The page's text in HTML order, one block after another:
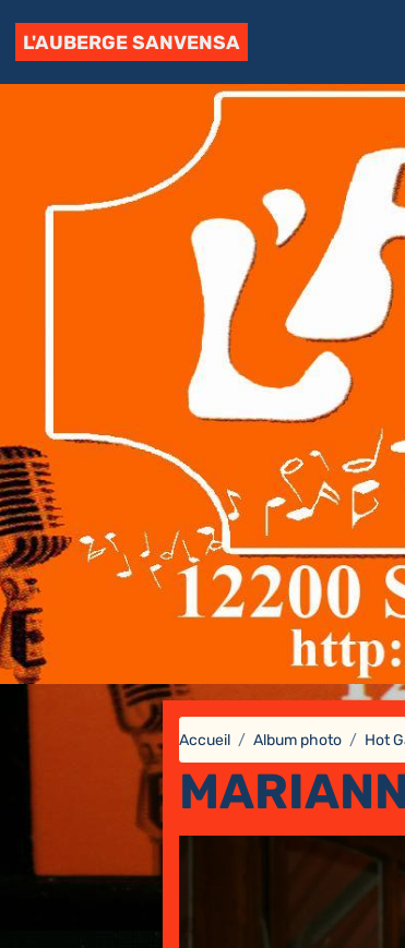
L'AUBERGE SANVENSA
Accueil Album photo Hot